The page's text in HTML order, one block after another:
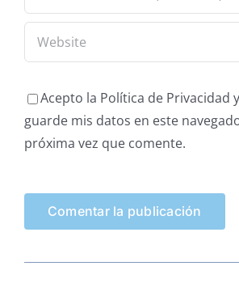
Acepto la Política de Privacidad
guarde mis datos en este
próxima vez que comente.